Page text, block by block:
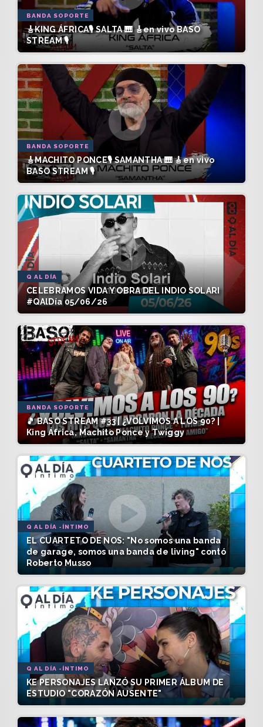
BANDA SOPORTE
🎸KING ÁFRICA🎙️ SALTA 🎹 🎸en vivo BASO
STREAM 🎙️
BANDA SOPORTE
🎸MACHITO PONCE🎙️ SAMANTHA 🎹 🎸en vivo
BASO STREAM 🎙️
Q AL DÍA
CELEBRAMOS VIDA Y OBRA DEL INDIO SOLARI
#QAlDía 05/06/26
BANDA SOPORTE
🎵 BASO STREAM #33 | ¿VOLVIMOS A LOS 90? |
King África, Machito Ponce y Twiggy
Q AL DÍA -ÍNTIMO
EL CUARTETO DE NOS: "No somos una banda
de garage, somos una banda de living" contó
Roberto Musso
Q AL DÍA -ÍNTIMO
KE PERSONAJES LANZÓ SU PRIMER ÁLBUM DE
ESTUDIO "CORAZÓN AUSENTE"